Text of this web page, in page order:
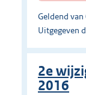
Geldend
Uitgegeven
2e
2016